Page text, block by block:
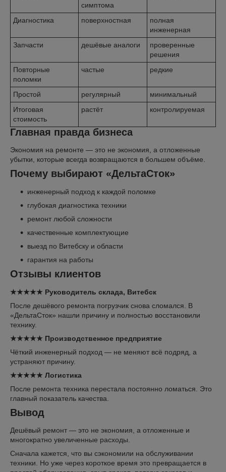
симптома
Диагностика поверхностная
полная
инженерная
Запчасти
дешёвые аналоги
проверенные
решения
Повторные
поломки
частые редкие
Простой регулярный
минимальный
Итоговая
стоимость
растёт контролируемая
Главная правда бизнеса
Экономия на ремонте — это не экономия, а отложенные
убытки, которые всегда возвращаются в большем объёме.
Почему выбирают «ДельтаСток»
инженерный подход к каждой поломке
глубокая диагностика техники
ремонт любой сложности
качественные комплектующие
выезд по Витебску и области
гарантия на работы
Отзывы клиентов
★★★★★ Руководитель склада, Витебск
После дешёвого ремонта погрузчик снова сломался. В
«ДельтаСток» нашли причину и полностью восстановили
технику.
★★★★★ Производственное предприятие
Чёткий инженерный подход — не меняют всё подряд, а
устраняют причину.
★★★★★ Логистика
После ремонта техника перестала постоянно ломаться. Это
главный показатель качества.
Вывод
Дешёвый ремонт — это не экономия, а отложенные и
многократно увеличенные расходы.
Сначала кажется, что вы сэкономили на обслуживании
техники. Но уже через короткое время это превращается в